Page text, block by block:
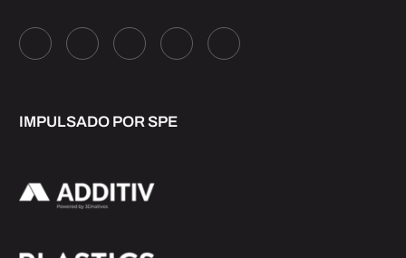
IMPULSADO POR SPE